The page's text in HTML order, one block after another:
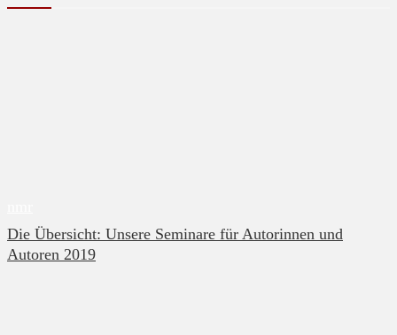
Die Übersicht: Unsere Seminare für Autorinnen und
Autoren 2019